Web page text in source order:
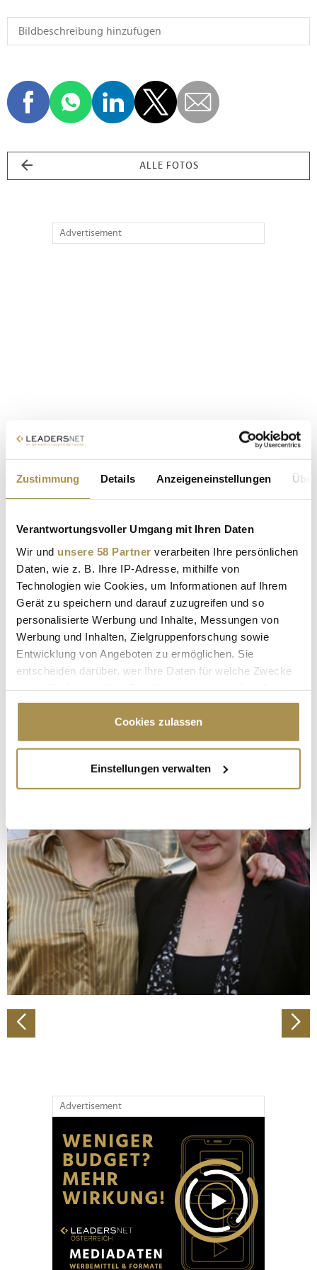
Zustimmung Details Anzeigeneinstellungen
Verantwortungsvoller Umgang mit Ihren Daten
Wir und unsere 58 Partner verarbeiten Ihre persönlichen
Daten, wie z. B. Ihre IP-Adresse, mithilfe von
Technologien wie Cookies, um Informationen auf Ihrem
Gerät zu speichern und darauf zuzugreifen und so
personalisierte Werbung und Inhalte, Messungen von
Werbung und Inhalten, Zielgruppenforschung sowie
Entwicklung von Angeboten zu ermöglichen. Sie
entscheiden darüber, wer Ihre Daten für welche Zwecke
Cookie-Erklärung oder durch Klicken auf das Privacy
Trigger Symbol ändern oder widerrufen
Informationen über Ihre geografische Lage
erfassen, welche bis auf einige Meter genau sein
bestimmten Merkmalen (Fingerprinting) identifizieren
Erfahren Sie mehr darüber, wie Ihre persönlichen Daten
verarbeitet werden, und legen Sie Ihre Präferenzen im
Abschnitt Einzelheiten
Wir verwenden Cookies, um Inhalte und Anzeigen zu
personalisieren, Funktionen für soziale Medien anbieten
zu können und die Zugriffe auf unsere Website zu
analysieren. Außerdem geben wir Informationen zu Ihrer
Verwendung unserer Website an unsere Partner für
soziale Medien, Werbung und Analysen weiter. Unsere
Partner führen diese Informationen möglicherweise mit
Cookies zulassen
Einstellungen verwalten
ALLE FOTOS
Advertisement
Advertisement